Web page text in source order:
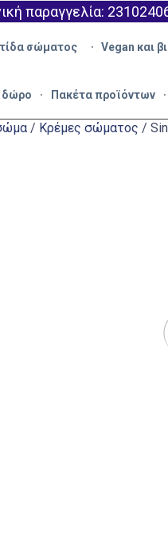
παραγγελία:
σώματος Vegan και
δώρο Πακέτα προϊόντων
/ Κρέμες σώματος /